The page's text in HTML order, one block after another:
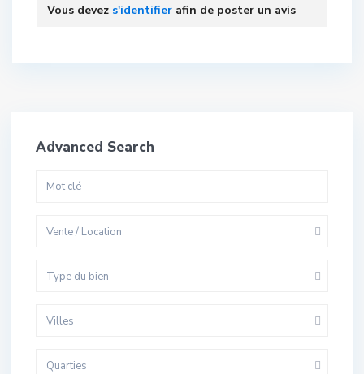
Vous devez s'identifier afin de poster un avis
Advanced Search
Vente / Location
Type du bien
Villes
Quarties